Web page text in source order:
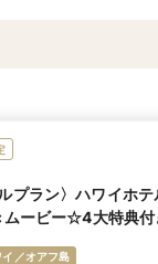
プラン〉ハワイホ
ービー☆4大特典付
イ／オアフ島